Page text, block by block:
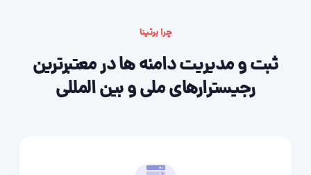
چرا برتینا
ثبت و مدیریت دامنه ها در معتبرترین
رجیسترارهای ملی و بین المللی